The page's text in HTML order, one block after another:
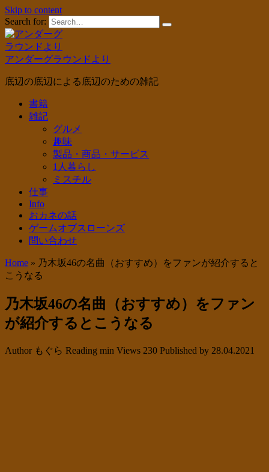
Skip to content
Search for:
アンダーグラウンドより
底辺の底辺による底辺のための雑記
書籍
雑記
グルメ
趣味
製品・商品・サービス
1人暮らし
ミスチル
仕事
Info
おカネの話
ゲームオブスローンズ
問い合わせ
Home » 乃木坂46の名曲（おすすめ）をファンが紹介すると
こうなる
乃木坂46の名曲（おすすめ）をファン
が紹介するとこうなる
Authorもぐら Reading min Views 230 Published by 28.04.2021